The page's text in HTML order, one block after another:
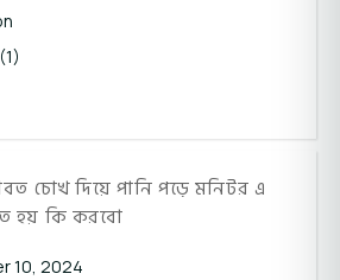
চোখ দিয়ে পানি পড়ে মনিটর এ
হয় কি করবো
10, 2024